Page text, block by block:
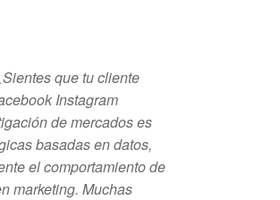
que tu cliente
Instagram
de mercados es
basadas en datos,
el comportamiento de
marketing. Muchas